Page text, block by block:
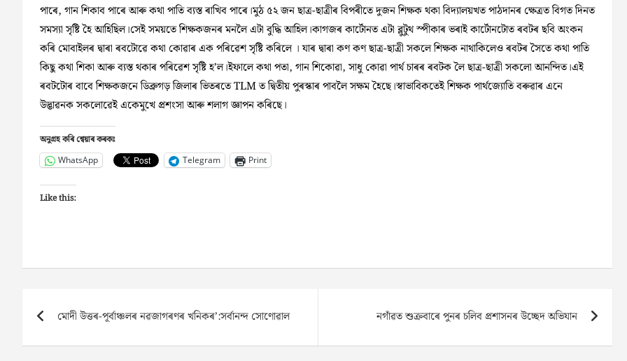
পাৰে, গান শিকাব পাৰে আৰু কথা পাতি ব্যস্ত ৰাখিব পাৰে।মুঠ ৫২ জন ছাত্ৰ-ছাত্ৰীৰ বিপৰীতে দুজন শিক্ষক থকা বিদ্যালয়খত পাঠদানৰ ক্ষেত্ৰত বিগত দিনত
সমস্যা সৃষ্টি হৈ আহিছিল।সেই সময়তে শিক্ষকজনৰ মনলৈ এটা বুদ্ধি আহিল।কাগজৰ কাৰ্টোনত এটা ব্লুটুথ স্পীকাৰ ভৰাই কাৰ্টোনটোত ৰবটৰ ছবি অংকন
কৰি মোবাইলৰ দ্বাৰা ৰবটোৱে কথা কোৱাৰ এক পৰিৱেশ সৃষ্টি কৰিলে । যাৰ দ্বাৰা কণ কণ ছাত্ৰ-ছাত্ৰী সকলে শিক্ষক নাথাকিলেও ৰবটৰ সৈতে কথা পাতি
কিছু কথা শিকা আৰু ব্যস্ত থকাৰ পৰিৱেশ সৃষ্টি হ’ল।ইফালে কথা পতা, গান শিকোৱা, সাধু কোৱা পাৰ্থ চাৰৰ ৰবটক লৈ ছাত্ৰ-ছাত্ৰী সকলো আনন্দিত।এই
ৰবটটোৰ বাবে শিক্ষকজনে ডিব্ৰুগড় জিলাৰ ভিতৰতে TLM ত দ্বিতীয় পুৰস্কাৰ পাবলৈ সক্ষম হৈছে।স্বাভাবিকতেই শিক্ষক পাৰ্থজ্যোতি বৰুৱাৰ এনে
উদ্ভাৱনক সকলোৱেই একেমুখে প্ৰশংসা আৰু শলাগ জ্ঞাপন কৰিছে।
অনুগ্ৰহ কৰি শ্বেয়াৰ কৰকঃ
WhatsApp Telegram Print
Like this:
Post
navigation
মোদী উত্তৰ-পূৰ্বাঞ্চলৰ নৱজাগৰণৰ খনিকৰ’:সৰ্বানন্দ সোণোৱাল নগাঁৱত শুক্ৰবাৰে পুনৰ চলিব প্ৰশাসনৰ উচ্ছেদ অভিযান